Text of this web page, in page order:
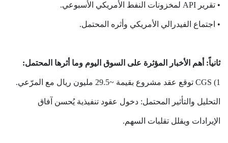
• تقرير API لمخزونات النفط الأمريكي الأسبوعي.
• اجتماع الفيدرالي الأمريكي وأثره المحتمل.
ثانياً: أهم الأخبار المؤثرة على السوق اليوم وما أثرها المحتمل:
1) CGS توقع عقد مشروع بقيمة ~29.5 مليون ريال مع المرّعي.
التحليل والتأثير المحتمل: دخول عقود تنفيذية يُحسن آفاق
الإيرادات ويقلل تقلبات السهم.